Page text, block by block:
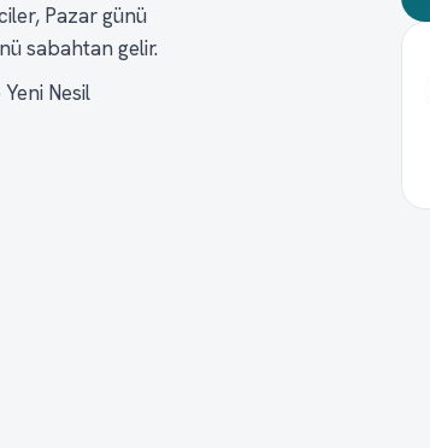
Pazar günü
sabahtan gelir.
Nesil